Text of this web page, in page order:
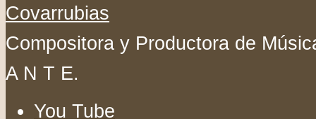
Compositora y Productora de
A N T E.
You Tube